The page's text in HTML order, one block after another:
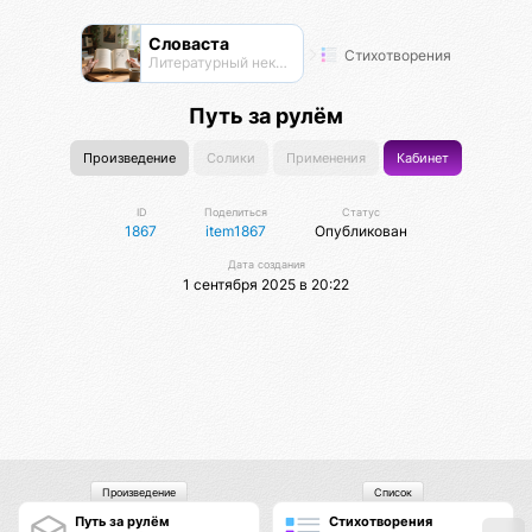
Словаста
Литературный нексус Стихотворения
Путь за рулём
Произведение Солики Применения Кабинет
ID
1867
Поделиться
item1867
Статус
Опубликован
Дата создания
1 сентября 2025 в 20:22
Путь за рулём
Произведение
Стихотворения
Список